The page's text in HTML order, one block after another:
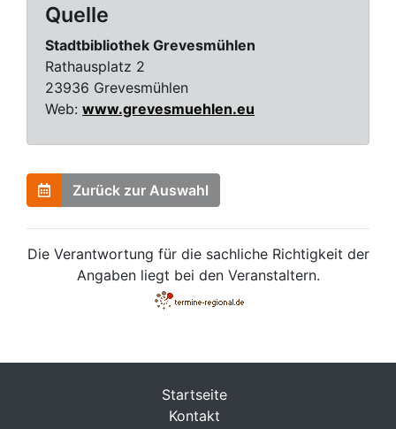
Quelle
Stadtbibliothek Grevesmühlen
Rathausplatz 2
23936 Grevesmühlen
Web: www.grevesmuehlen.eu
Zurück zur Auswahl
Die Verantwortung für die sachliche Richtigkeit der
Angaben liegt bei den Veranstaltern.
Startseite
Kontakt